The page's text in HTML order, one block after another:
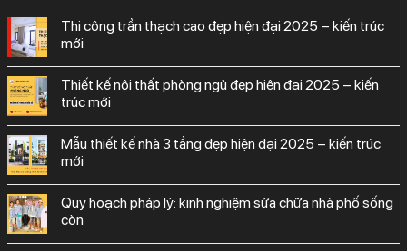
thi công trần thạch cao đẹp hiện đại 2025 – kiến trúc
mới
thiết kế nội thất phòng ngủ đẹp hiện đại 2025 – kiến
trúc mới
mẫu thiết kế nhà 3 tầng đẹp hiện đại 2025 – kiến trúc
mới
quy hoạch pháp lý: kinh nghiệm sửa chữa nhà phố sống
còn